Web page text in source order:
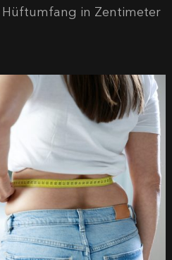
in Zentimeter